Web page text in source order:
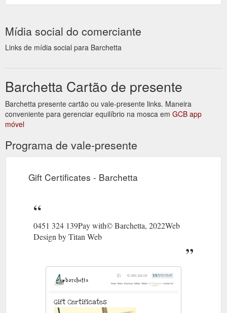
Mídia social do comerciante
Links de mídia social para Barchetta
Barchetta Cartão de presente
Barchetta presente cartão ou vale-presente links. Maneira
conveniente para gerenciar equilíbrio na mosca em GCB app
móvel
Programa de vale-presente
Gift Certificates - Barchetta
0451 324 139Pay with© Barchetta, 2022Web
Design by Titan Web